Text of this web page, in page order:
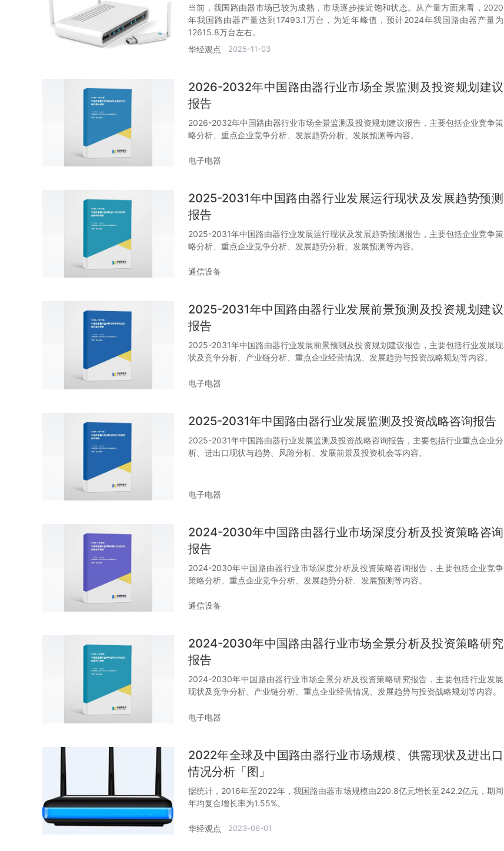
当前，我国路由器市场已较为成熟，市场逐步接近饱和状态。从产量方面来看，2020
年我国路由器产量达到17493.1万台，为近年峰值，预计2024年我国路由器产量为
12615.8万台左右。
华经观点
2025-11-03
2026-2032年中国路由器行业市场全景监测及投资规划建议
报告
2026-2032年中国路由器行业市场全景监测及投资规划建议报告，主要包括企业竞争策
略分析、重点企业竞争分析、发展趋势分析、发展预测等内容。
电子电器
2025-2031年中国路由器行业发展运行现状及发展趋势预测
报告
2025-2031年中国路由器行业发展运行现状及发展趋势预测报告，主要包括企业竞争策
略分析、重点企业竞争分析、发展趋势分析、发展预测等内容。
通信设备
2025-2031年中国路由器行业发展前景预测及投资规划建议
报告
2025-2031年中国路由器行业发展前景预测及投资规划建议报告，主要包括行业发展现
状及竞争分析、产业链分析、重点企业经营情况、发展趋势与投资战略规划等内容。
电子电器
2025-2031年中国路由器行业发展监测及投资战略咨询报告
2025-2031年中国路由器行业发展监测及投资战略咨询报告，主要包括行业重点企业分
析、进出口现状与趋势、风险分析、发展前景及投资机会等内容。
电子电器
2024-2030年中国路由器行业市场深度分析及投资策略咨询
报告
2024-2030年中国路由器行业市场深度分析及投资策略咨询报告，主要包括企业竞争
策略分析、重点企业竞争分析、发展趋势分析、发展预测等内容。
通信设备
2024-2030年中国路由器行业市场全景分析及投资策略研究
报告
2024-2030年中国路由器行业市场全景分析及投资策略研究报告，主要包括行业发展
现状及竞争分析、产业链分析、重点企业经营情况、发展趋势与投资战略规划等内容。
电子电器
2022年全球及中国路由器行业市场规模、供需现状及进出口
情况分析「图」
据统计，2016年至2022年，我国路由器市场规模由220.8亿元增长至242.2亿元，期间
年均复合增长率为1.55%。
华经观点 2023-06-01